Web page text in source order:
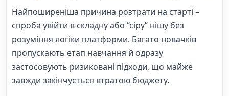
Найпоширеніша причина розтрати на старті –
спроба увійти в складну або “сіру” нішу без
розуміння логіки платформи. Багато новачків
пропускають етап навчання й одразу
застосовують ризиковані підходи, що майже
завжди закінчується втратою бюджету.